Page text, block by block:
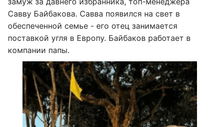
Савву Байбакова. Савва появился на свет в
обеспеченной семье - его отец занимается
поставкой угля в Европу. Байбаков работает в
компании папы.